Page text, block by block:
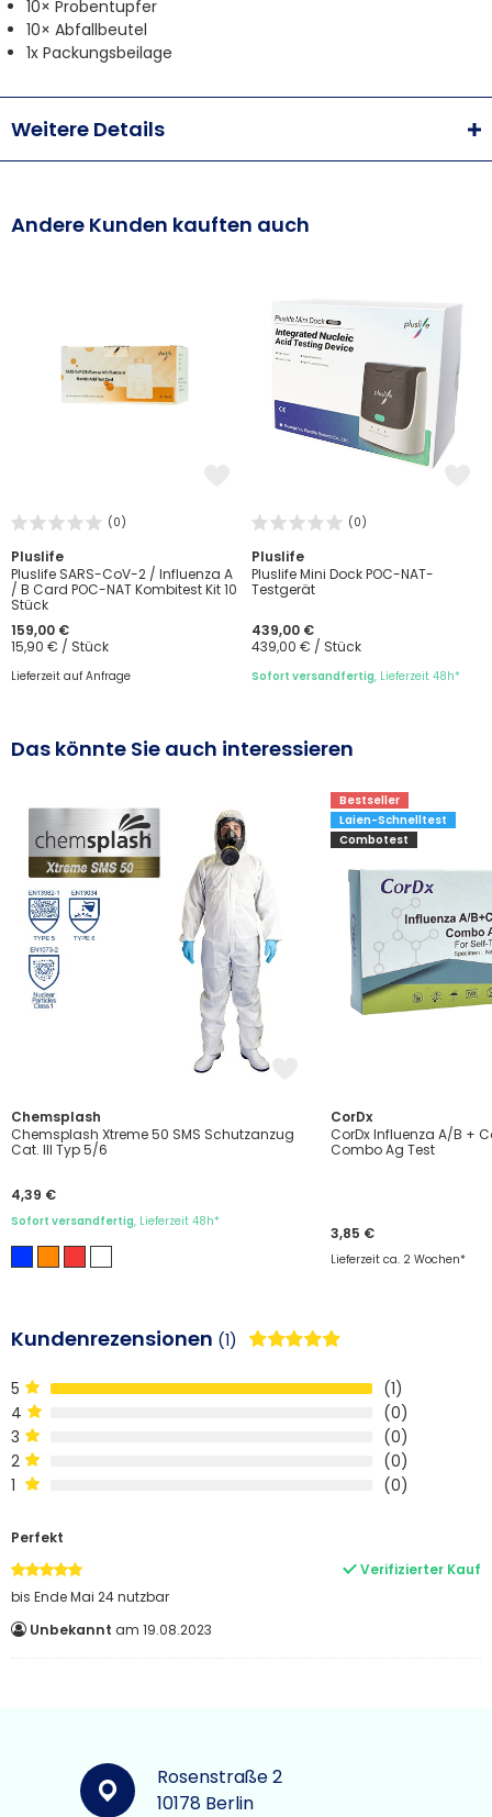
10× Probentupfer
10× Abfallbeutel
1x Packungsbeilage
Weitere Details
Andere Kunden kauften auch
(0)
Pluslife
Pluslife SARS-CoV-2 / Influenza A
/ B Card POC-NAT Kombitest Kit 10
Stück
159,00 €
15,90 € / Stück
Lieferzeit auf Anfrage
(0)
Pluslife
Pluslife Mini Dock POC-NAT-
Testgerät
439,00 €
439,00 € / Stück
Sofort versandfertig, Lieferzeit 48h*
Das könnte Sie auch interessieren
Chemsplash
Chemsplash Xtreme 50 SMS Schutzanzug
Cat. III Typ 5/6
4,39 €
Sofort versandfertig, Lieferzeit 48h*
Bestseller
Laien-Schnelltest
Combotest
CorDx
CorDx Influenza A/B +
Combo Ag Test
3,85 €
Lieferzeit ca. 2 Wochen*
Kundenrezensionen (1)
5
1
4
0
3
0
2
0
1
0
Perfekt
Verifizierter Kauf
bis Ende Mai 24 nutzbar
Unbekannt
19.08.2023
Rosenstraße 2
10178 Berlin